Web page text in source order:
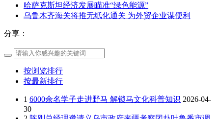
哈萨克斯坦经济发展瞄准“绿色能源”
乌鲁木齐海关将推无纸化通关 为外贸企业谋便利
分享：
按浏览排行
按最新排行
1 6000余名学子走进野马 解锁马文化科普知识 2026-04-
30